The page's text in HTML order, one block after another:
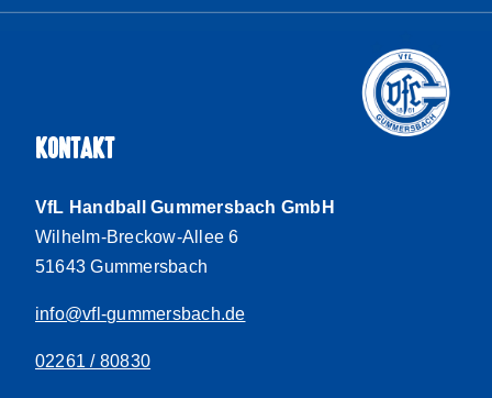
KONTAKT
VfL Handball Gummersbach GmbH
Wilhelm-Breckow-Allee 6
51643 Gummersbach
info@vfl-gummersbach.de
02261 / 80830